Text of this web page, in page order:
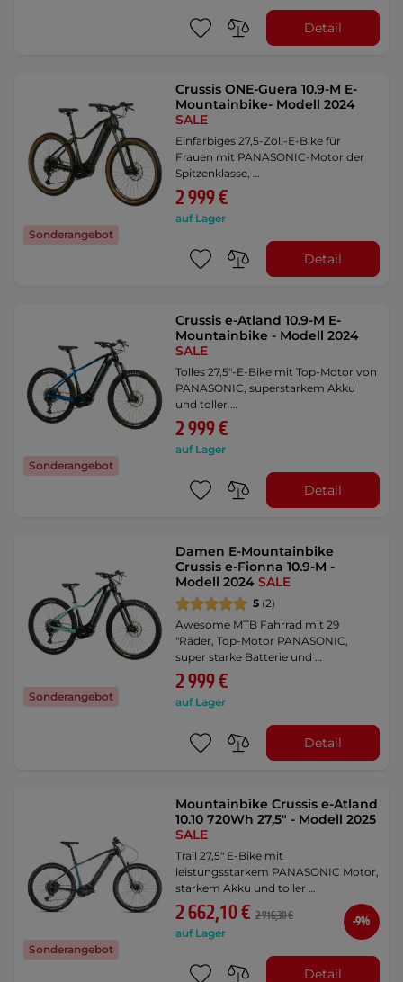
Detail
Sonderangebot
Crussis ONE-Guera 10.9-M E-
Mountainbike- Modell 2024
SALE
Einfarbiges 27,5-Zoll-E-Bike für
Frauen mit PANASONIC-Motor der
Spitzenklasse, …
2 999 €
auf Lager
Detail
Sonderangebot
Crussis e-Atland 10.9-M E-
Mountainbike - Modell 2024
SALE
Tolles 27,5"-E-Bike mit Top-Motor von
PANASONIC, superstarkem Akku
und toller …
2 999 €
auf Lager
Detail
Sonderangebot
Damen E-Mountainbike
Crussis e-Fionna 10.9-M -
Modell 2024SALE
5 (2)
Awesome MTB Fahrrad mit 29
"Räder, Top-Motor PANASONIC,
super starke Batterie und …
2 999 €
auf Lager
Detail
Sonderangebot
Mountainbike Crussis e-Atland
10.10 720Wh 27,5" - Modell 2025
SALE
Trail 27,5" E-Bike mit
leistungsstarkem PANASONIC Motor,
starkem Akku und toller …
2 662,10 € 2 916,30 €
auf Lager
-9%
Detail